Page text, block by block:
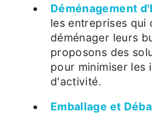
Déménagement
les entreprises qui
déménager leurs
proposons des
pour minimiser les
d'activité.
Emballage et